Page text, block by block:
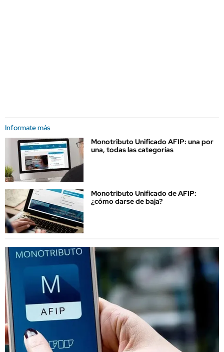
Informate más
Monotributo Unificado AFIP: una por
una, todas las categorías
Monotributo Unificado de AFIP:
¿cómo darse de baja?